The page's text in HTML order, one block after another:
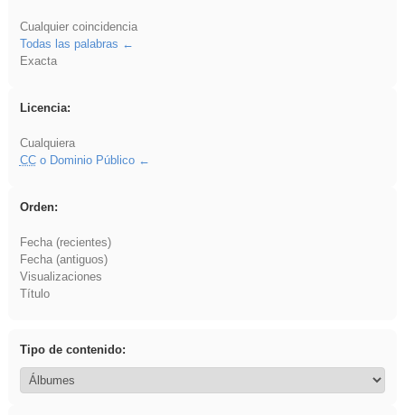
Cualquier coincidencia
Todas las palabras
Exacta
Licencia:
Cualquiera
CCo Dominio Público
Orden:
Fecha (recientes)
Fecha (antiguos)
Visualizaciones
Título
Tipo de contenido: